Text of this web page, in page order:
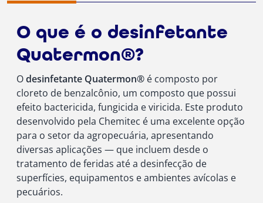
O que é o desinfetante
Quatermon®?
Odesinfetante Quatermon® é composto por
cloreto de benzalcônio, um composto que possui
efeito bactericida, fungicida e viricida. Este produto
desenvolvido pela Chemitec é uma excelente opção
para o setor da agropecuária, apresentando
diversas aplicações — que incluem desde o
tratamento de feridas até a desinfecção de
superfícies, equipamentos e ambientes avícolas e
pecuários.